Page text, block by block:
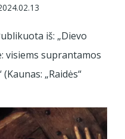
iš: „Dievo
visiems suprantamos
„Raidės“